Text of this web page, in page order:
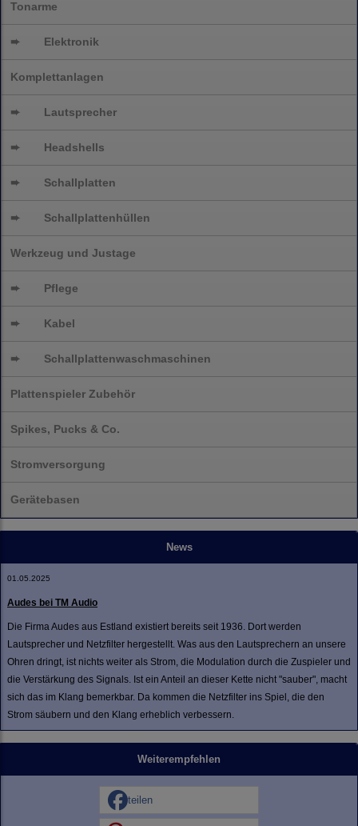
Tonarme
➨ Elektronik
Komplettanlagen
➨ Lautsprecher
➨ Headshells
➨ Schallplatten
➨ Schallplattenhüllen
Werkzeug und Justage
➨ Pflege
➨ Kabel
➨ Schallplattenwaschmaschinen
Plattenspieler Zubehör
Spikes, Pucks & Co.
Stromversorgung
Gerätebasen
News
01.05.2025
Audes bei TM Audio
Die Firma Audes aus Estland existiert bereits seit 1936. Dort werden
Lautsprecher und Netzfilter hergestellt. Was aus den Lautsprechern an unsere
Ohren dringt, ist nichts weiter als Strom, die Modulation durch die Zuspieler und
die Verstärkung des Signals. Ist ein Anteil an dieser Kette nicht "sauber", macht
sich das im Klang bemerkbar. Da kommen die Netzfilter ins Spiel, die den
Strom säubern und den Klang erheblich verbessern.
Weiterempfehlen
teilen